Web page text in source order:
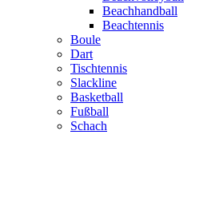
Beachhandball
Beachtennis
Boule
Dart
Tischtennis
Slackline
Basketball
Fußball
Schach